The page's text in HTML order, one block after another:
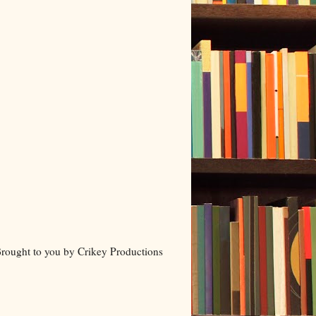
to you by Crikey Productions